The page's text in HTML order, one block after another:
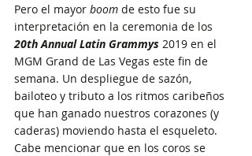
Pero el mayor boom de esto fue su
interpretación en la ceremonia de los
20th Annual Latin Grammys 2019 en el
MGM Grand de Las Vegas este fin de
semana. Un despliegue de sazón,
bailoteo y tributo a los ritmos caribeños
que han ganado nuestros corazones (y
caderas) moviendo hasta el esqueleto.
Cabe mencionar que en los coros se